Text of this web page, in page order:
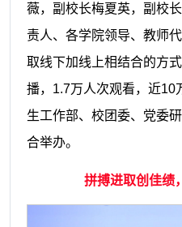
薇，副校长梅夏英，副校
责人、各学院领导、教师
取线下加线上相结合的方
播，1.7万人次观看，近10
生工作部、校团委、党委
合举办。
拼搏进取创佳绩